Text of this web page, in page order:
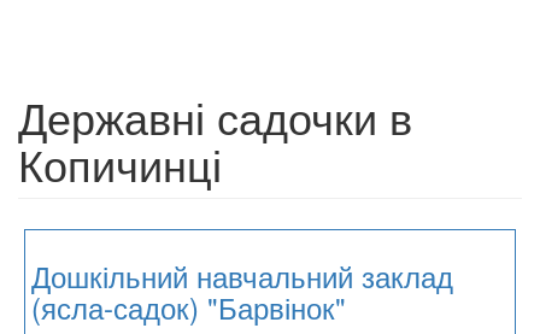
Державні садочки в
Копичинці
Дошкільний навчальний заклад
(ясла-садок) "Барвінок"